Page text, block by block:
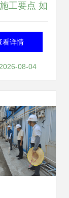
工要点 如
射混凝土
工质量
看详情
08-04